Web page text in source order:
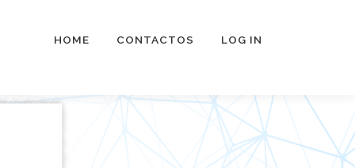
HOME CONTACTOS LOG IN